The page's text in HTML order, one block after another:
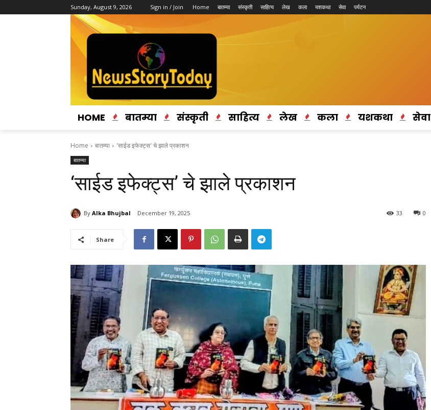
Sunday, August 9, 2026 Sign in / Join Home बातम्या संस्कृती साहित्य लेख कला यशकथा सेवा पर्यटन
HOME बातम्या संस्कृती साहित्य लेख कला यशकथा सेवा
Home बातम्या 'साईड इफेक्ट्स' चे झाले प्रकाशन
बातम्या
‘साईड इफेक्ट्स’ चे झाले प्रकाशन
By Alka Bhujbal December 19, 2025 0
33
Share